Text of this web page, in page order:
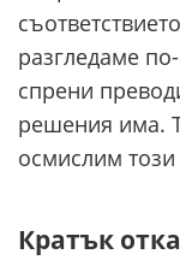
разгледаме
спрени
решения има.
осмислим
Кратък